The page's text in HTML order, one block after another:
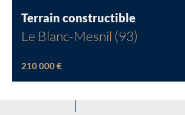
Terrain constructible
Le Blanc-Mesnil (93)
210 000 €